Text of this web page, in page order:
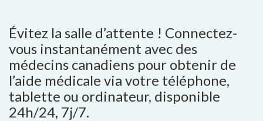
Évitez la salle d’attente ! Connectez-
vous instantanément avec des
médecins canadiens pour obtenir de
l’aide médicale via votre téléphone,
tablette ou ordinateur, disponible
24h/24, 7j/7.